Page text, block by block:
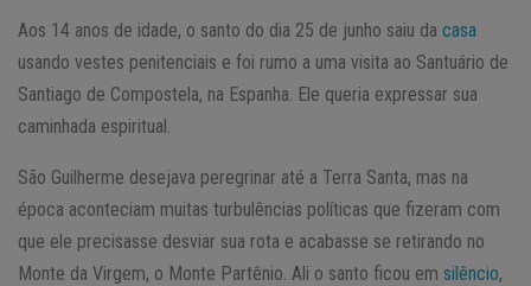
Aos 14 anos de idade, o santo do dia 25 de junho saiu da casa
usando vestes penitenciais e foi rumo a uma visita ao Santuário de
Santiago de Compostela, na Espanha. Ele queria expressar sua
caminhada espiritual.
São Guilherme desejava peregrinar até a Terra Santa, mas na
época aconteciam muitas turbulências políticas que fizeram com
que ele precisasse desviar sua rota e acabasse se retirando no
Monte da Virgem, o Monte Partênio. Ali o santo ficou em silêncio,